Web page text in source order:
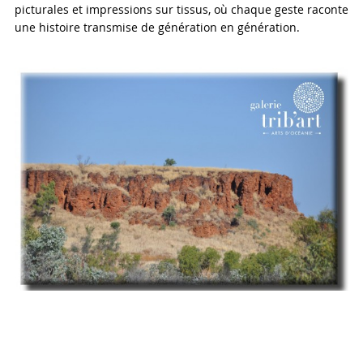
picturales et impressions sur tissus, où chaque geste raconte
une histoire transmise de génération en génération.